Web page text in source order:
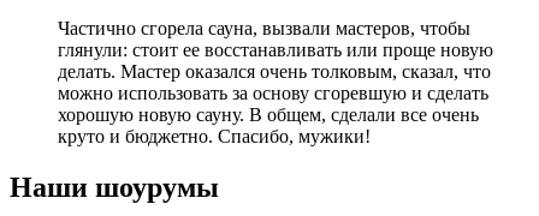
Частично сгорела сауна, вызвали мастеров, чтобы
глянули: стоит ее восстанавливать или проще новую
делать. Мастер оказался очень толковым, сказал, что
можно использовать за основу сгоревшую и сделать
хорошую новую сауну. В общем, сделали все очень
круто и бюджетно. Спасибо, мужики!
Наши шоурумы